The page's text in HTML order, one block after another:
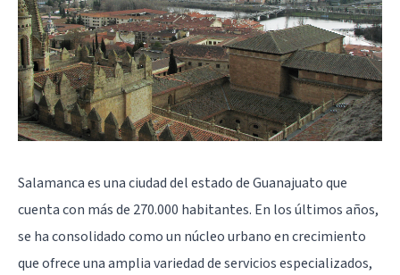
Salamanca es una ciudad del estado de Guanajuato que
cuenta con más de 270.000 habitantes. En los últimos años,
se ha consolidado como un núcleo urbano en crecimiento
que ofrece una amplia variedad de servicios especializados,